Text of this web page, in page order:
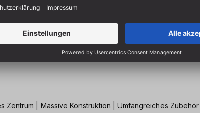
| Massive Konstruktion | Umfangreiches Zubehör